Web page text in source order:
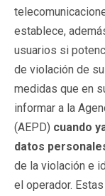
establece,
usuarios si
de violación de
medidas que en
informar a la
(AEPD) cuando
datos
de la violación e
el operador.